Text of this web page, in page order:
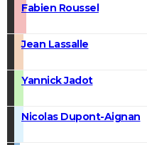
Fabien Roussel
Jean Lassalle
Yannick Jadot
Nicolas Dupont-Aignan